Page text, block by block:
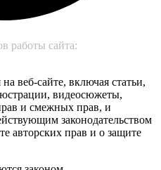
работы сайта:
веб-сайте, включая статьи,
видеосюжеты,
и смежных прав, и
законодательством
авторских прав и о защите